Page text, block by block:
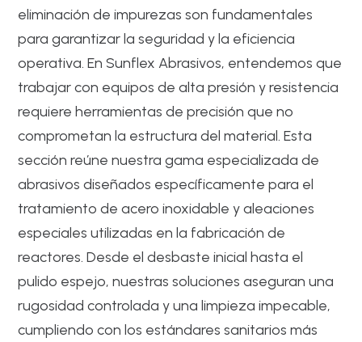
eliminación de impurezas son fundamentales
para garantizar la seguridad y la eficiencia
operativa. En Sunflex Abrasivos, entendemos que
trabajar con equipos de alta presión y resistencia
requiere herramientas de precisión que no
comprometan la estructura del material. Esta
sección reúne nuestra gama especializada de
abrasivos diseñados específicamente para el
tratamiento de acero inoxidable y aleaciones
especiales utilizadas en la fabricación de
reactores. Desde el desbaste inicial hasta el
pulido espejo, nuestras soluciones aseguran una
rugosidad controlada y una limpieza impecable,
cumpliendo con los estándares sanitarios más